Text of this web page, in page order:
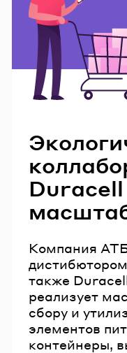
Компания АТБ
также
реализует
сбору и
элементов
контейнеры,